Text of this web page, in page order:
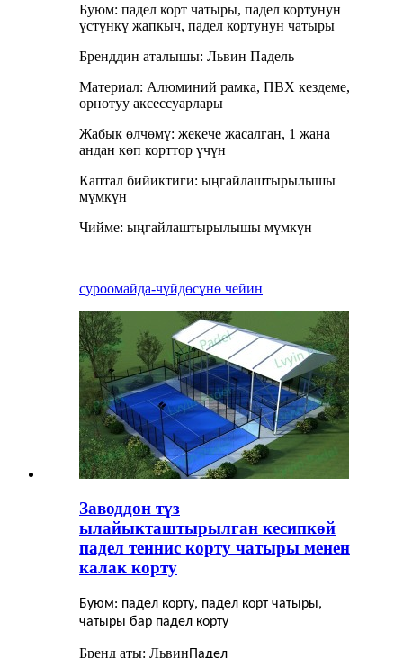
Буюм: падел корт чатыры, падел кортунун
үстүнкү жапкыч, падел кортунун чатыры
Бренддин аталышы: Львин Падель
Материал: Алюминий рамка, ПВХ кездеме,
орнотуу аксессуарлары
Жабык өлчөмү: жекече жасалган, 1 жана
андан көп корттор үчүн
Каптал бийиктиги: ыңгайлаштырылышы
мүмкүн
Чийме: ыңгайлаштырылышы мүмкүн
суроомайда-чүйдөсүнө чейин
Заводдон түз
ылайыкташтырылган кесипкөй
падел теннис корту чатыры менен
калак корту
Буюм: падел корту, падел корт чатыры,
чатыры бар падел корту
Бренд аты: Львин Падел